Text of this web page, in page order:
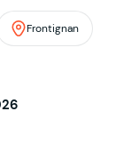
Frontignan